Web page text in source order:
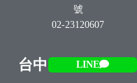
號
02-23120607
台中 LINE